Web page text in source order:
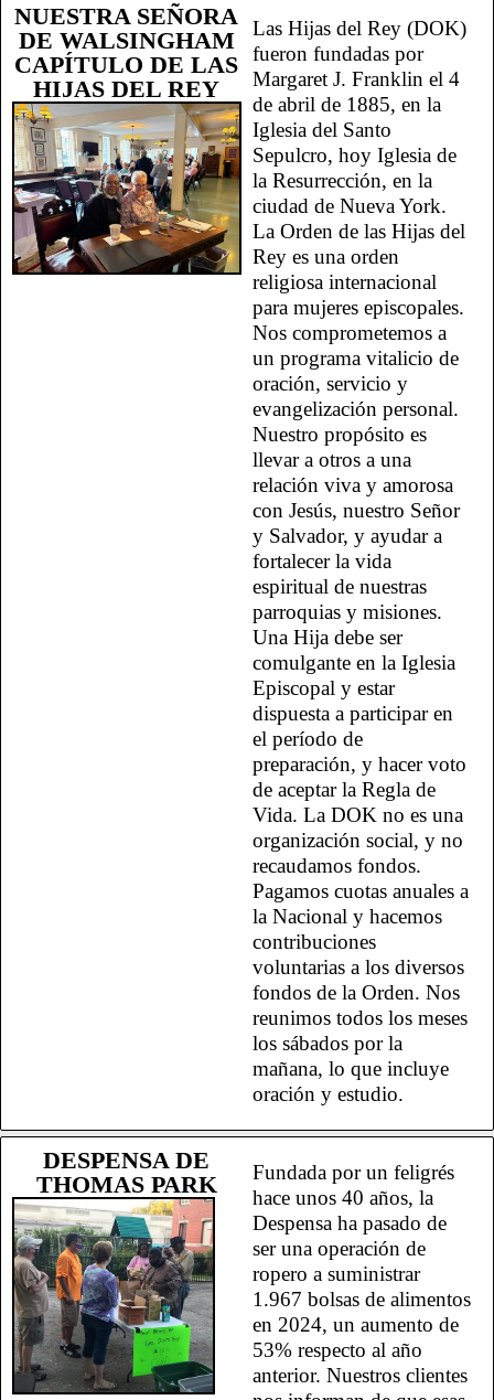
NUESTRA SEÑORA
DE WALSINGHAM
CAPÍTULO DE LAS
HIJAS DEL REY
Las Hijas del Rey (DOK)
fueron fundadas por
Margaret J. Franklin el 4
de abril de 1885, en la
Iglesia del Santo
Sepulcro, hoy Iglesia de
la Resurrección, en la
ciudad de Nueva York.
La Orden de las Hijas del
Rey es una orden
religiosa internacional
para mujeres episcopales.
Nos comprometemos a
un programa vitalicio de
oración, servicio y
evangelización personal.
Nuestro propósito es
llevar a otros a una
relación viva y amorosa
con Jesús, nuestro Señor
y Salvador, y ayudar a
fortalecer la vida
espiritual de nuestras
parroquias y misiones.
Una Hija debe ser
comulgante en la Iglesia
Episcopal y estar
dispuesta a participar en
el período de
preparación, y hacer voto
de aceptar la Regla de
Vida. La DOK no es una
organización social, y no
recaudamos fondos.
Pagamos cuotas anuales a
la Nacional y hacemos
contribuciones
voluntarias a los diversos
fondos de la Orden. Nos
reunimos todos los meses
los sábados por la
mañana, lo que incluye
oración y estudio.
DESPENSA DE
THOMAS PARK
Fundada por un feligrés
hace unos 40 años, la
Despensa ha pasado de
ser una operación de
ropero a suministrar
1.967 bolsas de alimentos
en 2024, un aumento de
53% respecto al año
anterior. Nuestros clientes